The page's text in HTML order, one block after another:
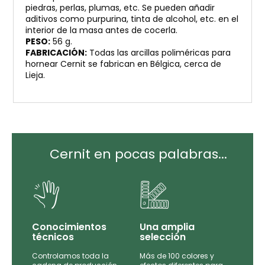
piedras, perlas, plumas, etc. Se pueden añadir
aditivos como purpurina, tinta de alcohol, etc. en el
interior de la masa antes de cocerla.
PESO: 56 g.
FABRICACIÓN: Todas las arcillas poliméricas para
hornear Cernit se fabrican en Bélgica, cerca de
Lieja.
Cernit en pocas palabras...
Conocimientos
técnicos
Controlamos toda la
Una amplia
selección
Más de 100 colores y